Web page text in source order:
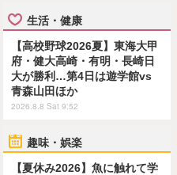
生活・健康
【高校野球2026夏】東海大甲
府・健大高崎・有明・長崎日
大が勝利…第4日は遊学館vs
青森山田ほか
2026.8.8 Sat 9:52
趣味・娯楽
【夏休み2026】魚に触れて学